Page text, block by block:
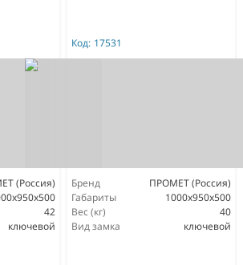
(Россия)
42
ключевой
Код: 17531
Бренд
ПРОМЕТ (Россия)
Габариты
1000x950x500
Вес (кг)
40
Вид замка
ключевой